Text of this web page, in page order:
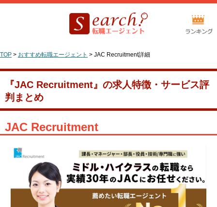
TOP > おすすめ転職エージェント > JAC Recruitment詳細
『JAC Recruitment』の求人特徴・サービス評
判まとめ
JAC Recruitment